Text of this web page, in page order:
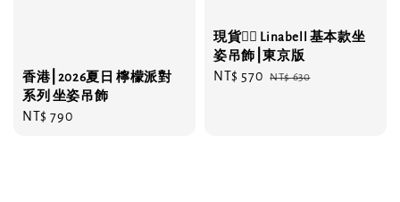
香港⎮2026夏日 檸檬派對
系列 坐姿吊飾
Regular
NT$ 790
現貨❤️‍🔥 Linabell 基本款坐
姿吊飾⎮東京版
Sale
NT$ 570 Regular
NT$ 630